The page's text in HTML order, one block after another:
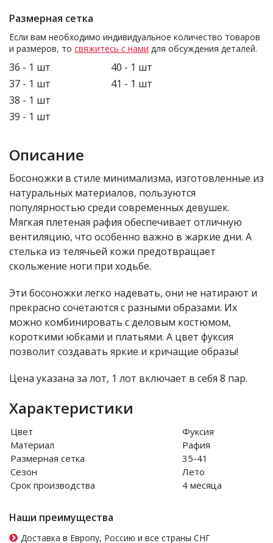
Размерная сетка
Если вам необходимо индивидуальное количество товаров
и размеров, то свяжитесь с нами для обсуждения деталей.
36 - 1 шт
37 - 1 шт
38 - 1 шт
39 - 1 шт
40 - 1 шт
41 - 1 шт
Описание
Босоножки в стиле минимализма, изготовленные из
натуральных материалов, пользуются
популярностью среди современных девушек.
Мягкая плетеная рафия обеспечивает отличную
вентиляцию, что особенно важно в жаркие дни. А
стелька из телячьей кожи предотвращает
скольжение ноги при ходьбе.
Эти босоножки легко надевать, они не натирают и
прекрасно сочетаются с разными образами. Их
можно комбинировать с деловым костюмом,
короткими юбками и платьями. А цвет фуксия
позволит создавать яркие и кричащие образы!
Цена указана за лот, 1 лот включает в себя 8 пар.
Характеристики
Цвет
Фуксия
Материал
Рафия
Размерная сетка
35-41
Сезон
Лето
Срок производства
4 месяца
Наши преимущества
Доставка в Европу, Россию и все страны СНГ